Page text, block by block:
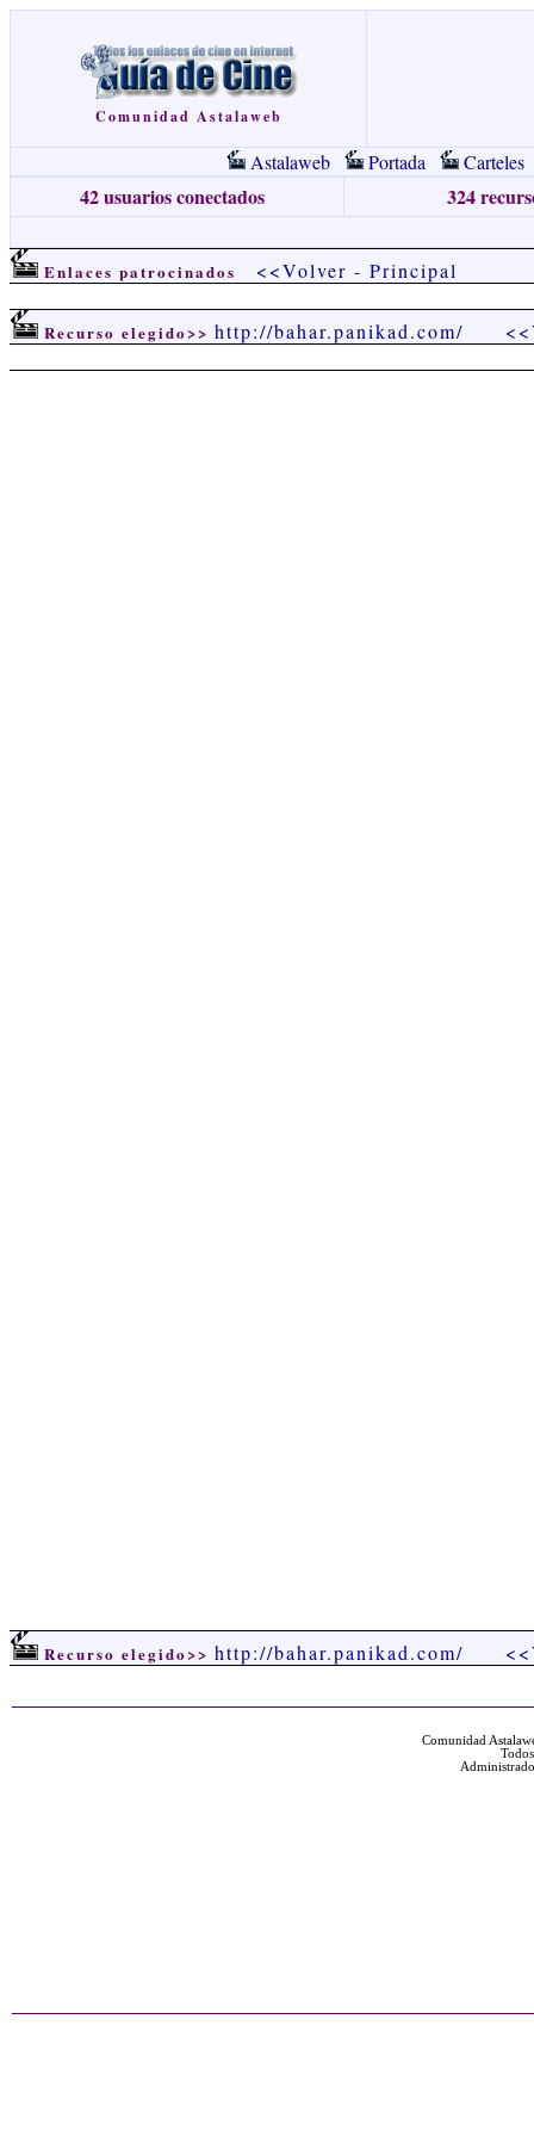
Comunidad Astalaweb
Astalaweb Portada Carteles
42 usuarios conectados 324
Enlaces patrocinados <<Volver - Principal
Recurso elegido>> http://bahar.panikad.com/
Recurso elegido>> http://bahar.panikad.com/
Comunidad